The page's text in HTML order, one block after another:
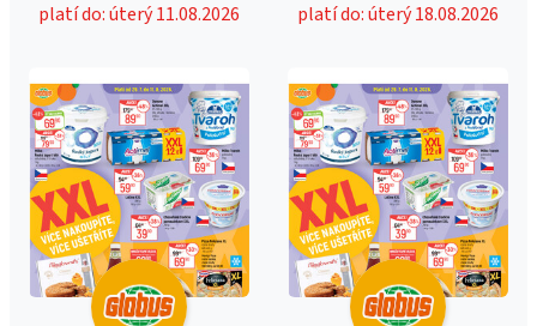
platí do: úterý 11.08.2026
platí do: úterý 18.08.2026